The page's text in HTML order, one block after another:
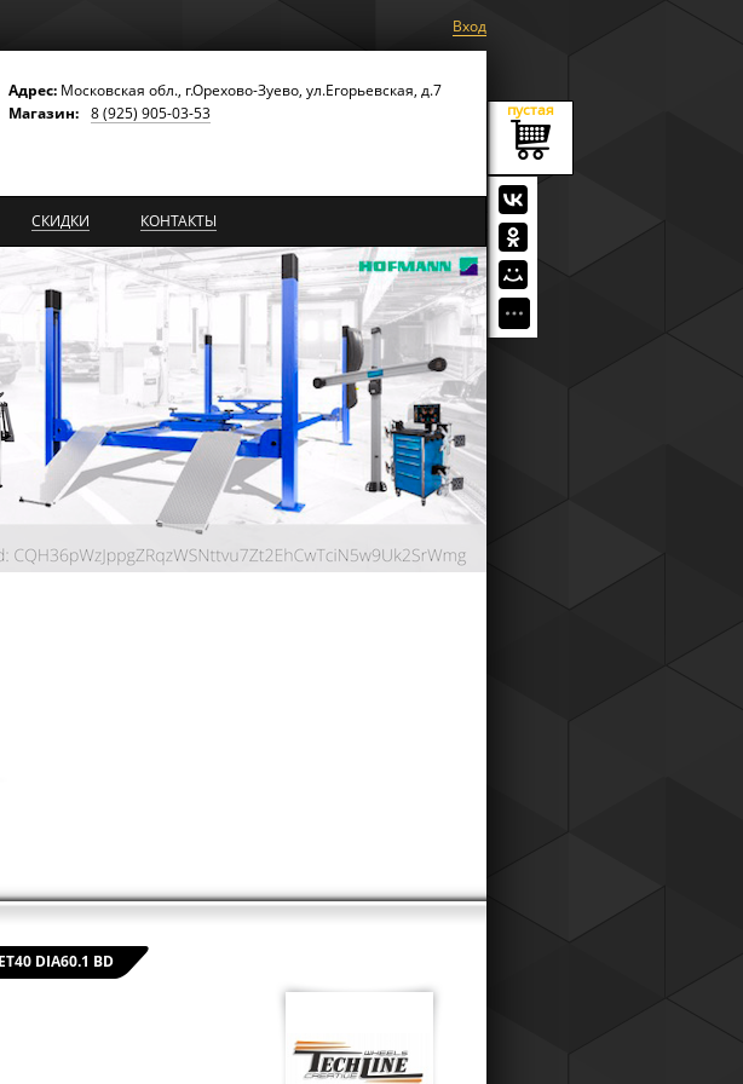
Вход
пустая
Адрес: Московская обл., г.Орехово-Зуево, ул.Егорьевская, д.7
Магазин: 8 (925) 905-03-53
СКИДКИ КОНТАКТЫ
ДИСКОНТНАЯ СИСТЕМА
Мы разработали дисконтную систему
DIA60.1 BD